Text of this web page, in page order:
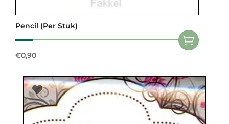
Pencil (per Stuk)
€0,90